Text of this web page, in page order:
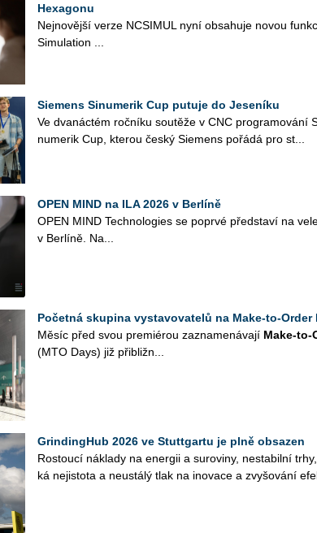
Hexagonu
Nej­no­věj­ší verze NC­SI­MUL nyní ob­sa­hu­je novou
Si­mu­lati­on ...
Siemens Sinumerik Cup putuje do Jeseníku
Ve dva­nác­tém roč­ní­ku sou­tě­že v CNC pro­gra­mo­vá­ní
nu­me­rik Cup, kte­rou český Sie­mens po­řá­dá pro st...
OPEN MIND na ILA 2026 v Berlíně
OPEN MIND Tech­no­lo­gies se po­pr­vé před­sta­ví na
v Ber­lí­ně. Na...
Početná skupina vystavovatelů na Make-to-Order
Měsíc před svou pre­mi­é­rou za­zna­me­ná­va­jí Make-to-
(MTO Days) již při­bliž­n...
GrindingHub 2026 ve Stuttgartu je plně obsazen
Ros­tou­cí ná­kla­dy na ener­gii a su­ro­vi­ny, ne­sta­bil­ní
ká ne­jis­to­ta a ne­u­stá­lý tlak na ino­va­ce a zvy­šo­vá­ní